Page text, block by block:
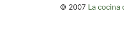
© 2007 La cocina